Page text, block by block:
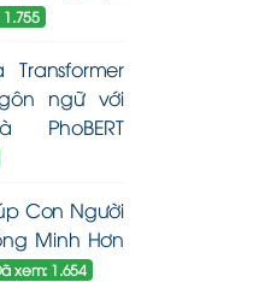
ngữ với
PhoBERT
Con Người
Minh Hơn
xem: 1.654